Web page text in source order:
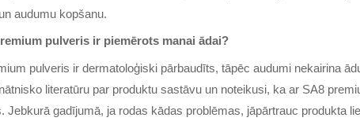
audumu kopšanu.
pulveris ir piemērots manai ādai?
pulveris ir dermatoloģiski pārbaudīts, tāpēc audumi nekairina
literatūru par produktu sastāvu un noteikusi, ka ar SA8
Jebkurā gadījumā, ja rodas kādas problēmas, jāpārtrauc produkta